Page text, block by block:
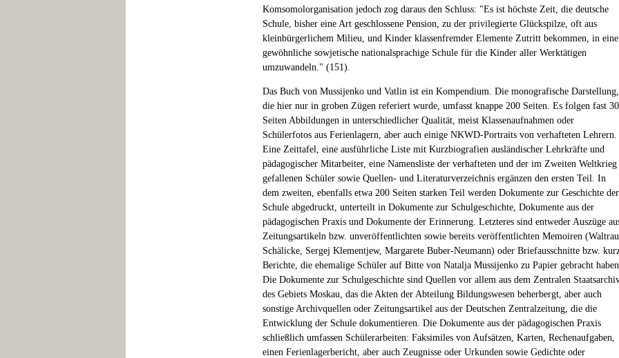
Komsomolorganisation jedoch zog daraus den Schluss: "Es ist höchste Zeit, die deutsche
Schule, bisher eine Art geschlossene Pension, zu der privilegierte Glückspilze, oft aus
kleinbürgerlichem Milieu, und Kinder klassenfremder Elemente Zutritt bekommen, in eine
gewöhnliche sowjetische nationalsprachige Schule für die Kinder aller Werktätigen
umzuwandeln." (151).
Das Buch von Mussijenko und Vatlin ist ein Kompendium. Die monografische Darstellung,
die hier nur in groben Zügen referiert wurde, umfasst knappe 200 Seiten. Es folgen fast 30
Seiten Abbildungen in unterschiedlicher Qualität, meist Klassenaufnahmen oder
Schülerfotos aus Ferienlagern, aber auch einige NKWD-Portraits von verhafteten Lehrern.
Eine Zeittafel, eine ausführliche Liste mit Kurzbiografien ausländischer Lehrkräfte und
pädagogischer Mitarbeiter, eine Namensliste der verhafteten und der im Zweiten Weltkrieg
gefallenen Schüler sowie Quellen- und Literaturverzeichnis ergänzen den ersten Teil. In
dem zweiten, ebenfalls etwa 200 Seiten starken Teil werden Dokumente zur Geschichte der
Schule abgedruckt, unterteilt in Dokumente zur Schulgeschichte, Dokumente aus der
pädagogischen Praxis und Dokumente der Erinnerung. Letzteres sind entweder Auszüge
Zeitungsartikeln bzw. unveröffentlichten sowie bereits veröffentlichten Memoiren
Schälicke, Sergej Klementjew, Margarete Buber-Neumann) oder Briefausschnitte bzw.
Berichte, die ehemalige Schüler auf Bitte von Natalja Mussijenko zu Papier gebracht
Die Dokumente zur Schulgeschichte sind Quellen vor allem aus dem Zentralen
des Gebiets Moskau, das die Akten der Abteilung Bildungswesen beherbergt, aber auch
sonstige Archivquellen oder Zeitungsartikel aus der Deutschen Zentralzeitung, die die
Entwicklung der Schule dokumentieren. Die Dokumente aus der pädagogischen Praxis
schließlich umfassen Schülerarbeiten: Faksimiles von Aufsätzen, Karten, Rechenaufgaben,
einen Ferienlagerbericht, aber auch Zeugnisse oder Urkunden sowie Gedichte oder